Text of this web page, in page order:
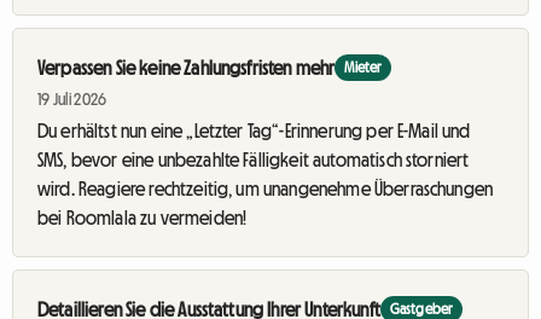
Verpassen Sie keine Zahlungsfristen mehr Mieter
19 Juli 2026
Du erhältst nun eine „Letzter Tag“-Erinnerung per E-Mail und
SMS, bevor eine unbezahlte Fälligkeit automatisch storniert
wird. Reagiere rechtzeitig, um unangenehme Überraschungen
bei Roomlala zu vermeiden!
Detaillieren Sie die Ausstattung Ihrer Unterkunft Gastgeber